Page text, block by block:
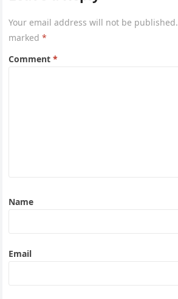
Your email address will not be published.
marked*
Comment*
Name
Email